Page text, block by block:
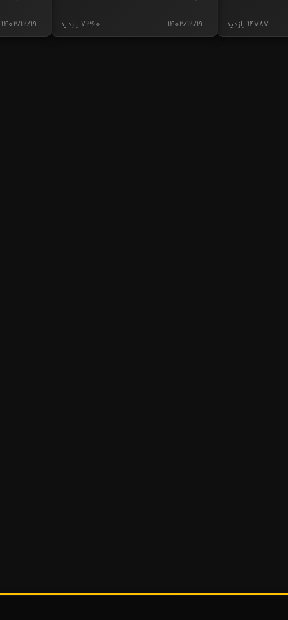
14787 بازدید 7360 بازدید 1402/12/19
1402/12/19